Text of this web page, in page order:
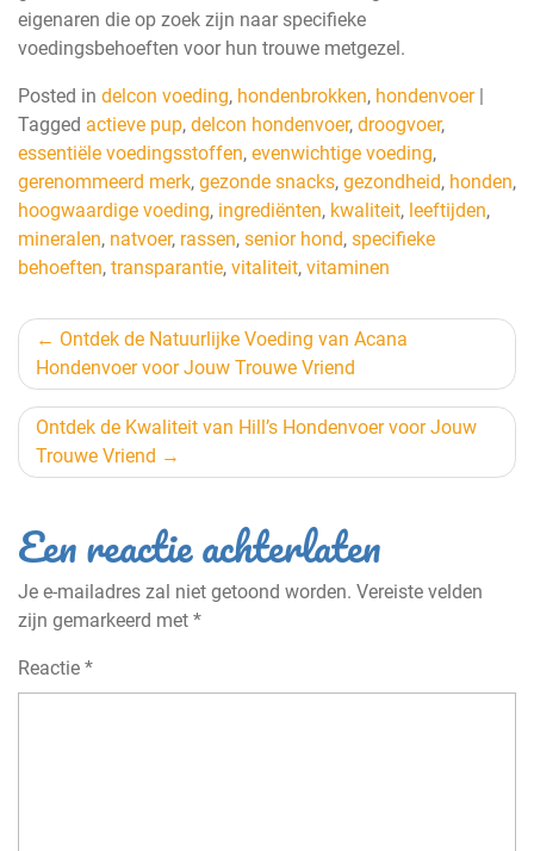
eigenaren die op zoek zijn naar specifieke
voedingsbehoeften voor hun trouwe metgezel.
Posted in delcon voeding, hondenbrokken, hondenvoer|
Tagged actieve pup, delcon hondenvoer, droogvoer,
essentiële voedingsstoffen, evenwichtige voeding,
gerenommeerd merk, gezonde snacks, gezondheid, honden,
hoogwaardige voeding, ingrediënten, kwaliteit, leeftijden,
mineralen, natvoer, rassen, senior hond, specifieke
behoeften, transparantie, vitaliteit, vitaminen
Berichtnavigatie
Ontdek de Natuurlijke Voeding van Acana
Hondenvoer voor Jouw Trouwe Vriend
Ontdek de Kwaliteit van Hill’s Hondenvoer voor Jouw
Trouwe Vriend
Een reactie achterlaten
Je e-mailadres zal niet getoond worden. Vereiste velden
zijn gemarkeerd met *
Reactie *